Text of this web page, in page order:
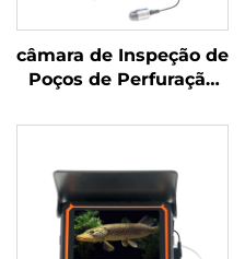
câmara de Inspeção de
Poços de Perfuração